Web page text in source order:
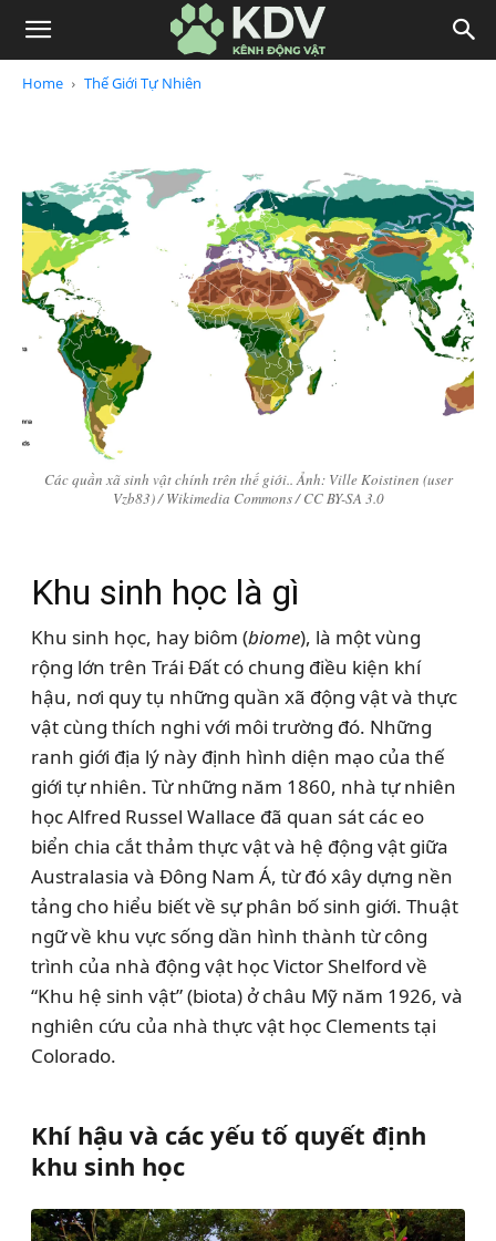
Home Thế Giới Tự Nhiên
Các quần xã sinh vật chính trên thế giới.. Ảnh: Ville Koistinen (user
Vzb83) / Wikimedia Commons / CC BY-SA 3.0
Khu sinh học là gì
Khu sinh học, hay biôm (biome), là một vùng
rộng lớn trên Trái Đất có chung điều kiện khí
hậu, nơi quy tụ những quần xã động vật và thực
vật cùng thích nghi với môi trường đó. Những
ranh giới địa lý này định hình diện mạo của thế
giới tự nhiên. Từ những năm 1860, nhà tự nhiên
học Alfred Russel Wallace đã quan sát các eo
biển chia cắt thảm thực vật và hệ động vật giữa
Australasia và Đông Nam Á, từ đó xây dựng nền
tảng cho hiểu biết về sự phân bố sinh giới. Thuật
ngữ về khu vực sống dần hình thành từ công
trình của nhà động vật học Victor Shelford về
“Khu hệ sinh vật” (biota) ở châu Mỹ năm 1926, và
nghiên cứu của nhà thực vật học Clements tại
Colorado.
Khí hậu và các yếu tố quyết định
khu sinh học